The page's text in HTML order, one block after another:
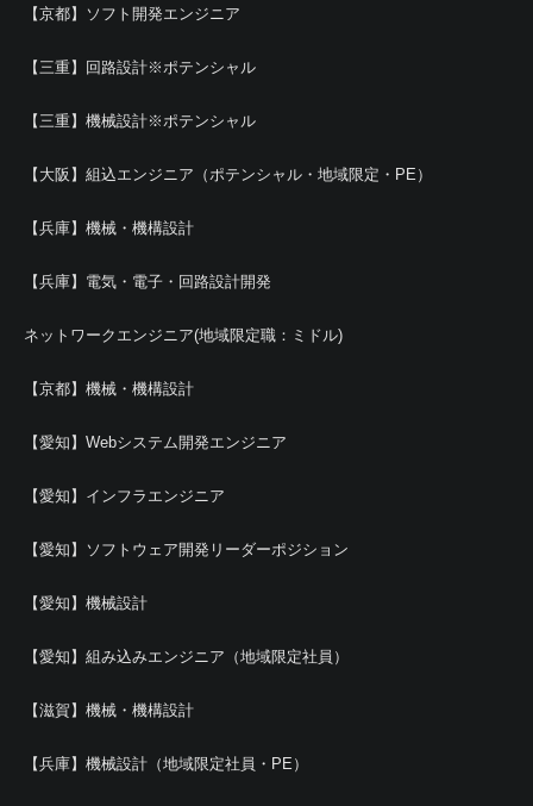
【京都】ソフト開発エンジニア
【三重】回路設計※ポテンシャル
【三重】機械設計※ポテンシャル
【大阪】組込エンジニア（ポテンシャル・地域限定・PE）
【兵庫】機械・機構設計
【兵庫】電気・電子・回路設計開発
ネットワークエンジニア(地域限定職：ミドル)
【京都】機械・機構設計
【愛知】Webシステム開発エンジニア
【愛知】インフラエンジニア
【愛知】ソフトウェア開発リーダーポジション
【愛知】機械設計
【愛知】組み込みエンジニア（地域限定社員）
【滋賀】機械・機構設計
【兵庫】機械設計（地域限定社員・PE）